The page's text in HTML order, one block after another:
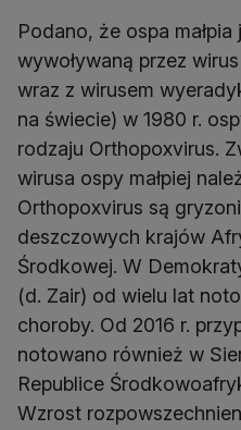
Podano, że ospa
wywoływaną przez
wraz z wirusem
na świecie) w 1980 r.
rodzaju Orthopoxvirus.
wirusa ospy małpiej
Orthopoxvirus są
deszczowych krajów
Środkowej. W
(d. Zair) od wielu lat
choroby. Od 2016 r.
notowano również w
Republice
Wzrost